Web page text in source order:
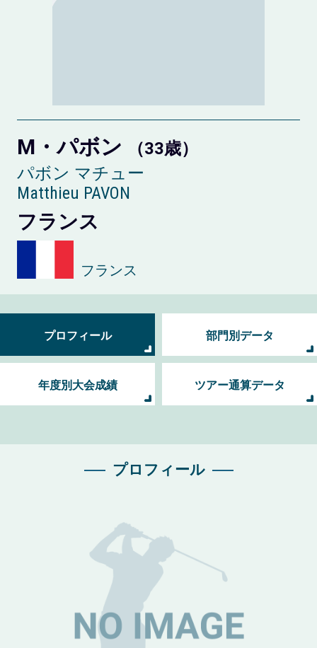
M・パボン
（33歳）
パボン マチュー
Matthieu PAVON
フランス
フランス
プロフィール 部門別データ
年度別大会成績 ツアー通算データ
プロフィール